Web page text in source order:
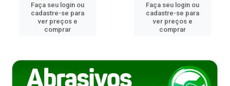
Faça seu login ou
cadastre-se para
ver preços e
comprar
Faça seu login ou
cadastre-se para
ver preços e
comprar